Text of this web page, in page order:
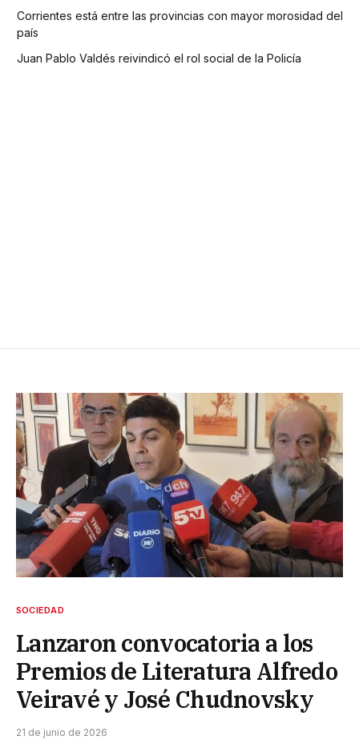
Corrientes está entre las provincias con mayor morosidad del
país
Juan Pablo Valdés reivindicó el rol social de la Policía
SOCIEDAD
Lanzaron convocatoria a los
Premios de Literatura Alfredo
Veiravé y José Chudnovsky
21 de junio de 2026